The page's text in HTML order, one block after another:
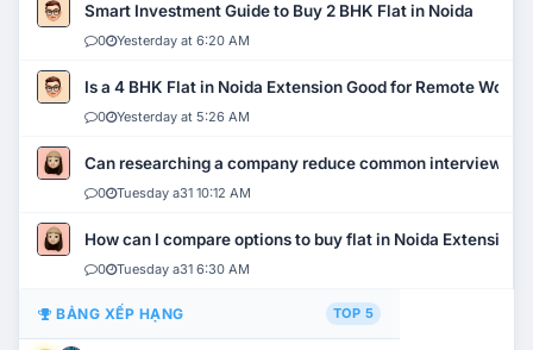
Smart Investment Guide to Buy 2 BHK Flat in Noida
0 Yesterday at 6:20 AM
Is a 4 BHK Flat in Noida Extension Good for Remote Work?
0 Yesterday at 5:26 AM
Can researching a company reduce common interview
0 Tuesday a31 10:12 AM
How can I compare options to buy flat in Noida Extension?
0 Tuesday a31 6:30 AM
BẢNG XẾP HẠNG TOP 5